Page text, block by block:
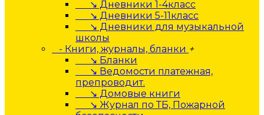
↘ Дневники 1-4класс
↘ Дневники 5-11класс
↘ Дневники для музыкальной
школы
- Книги, журналы, бланки +
↘ Бланки
↘ Ведомости платежная,
препроводит.
↘ Домовые книги
↘ Журнал по ТБ, Пожарной